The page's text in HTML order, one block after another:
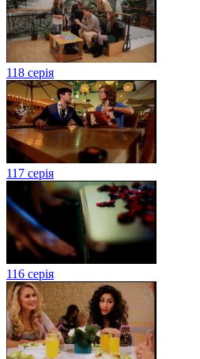
118 серія
117 серія
116 серія